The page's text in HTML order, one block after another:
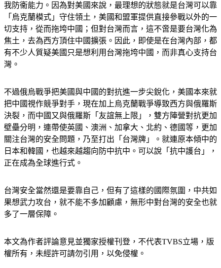
我防衞能力。因為對美國來說，最理想的狀態就是台灣可以靠
「烏克蘭模式」守住領土，美國和盟軍提供直接參戰以外的一
切支持，從而拖垮中國；但對台灣而言，這不啻是要台灣化為
焦土，去為西方頂住中國擴張。因此，即使是在台灣內部，都
有不少人質疑美國只是想利用台灣拖垮中國，而非真心支持台
灣。
不過俄烏戰爭把美國與中國的對抗進一步尖銳化，美國本來就
把中國視作競爭對手，現在加上烏克蘭戰爭導致西方與俄羅斯
決裂，而中國又與俄羅斯「友誼無上限」，雙方陣營對抗更加
壁壘分明，連帶使英國、澳洲、加拿大、北約、德國等，更加
關注台灣的安全問題，乃至打出「台灣牌」。就連原本傾中的
日本和韓國，也越來越趨向防中抗中。可以說「抗中護台」，
正在成為全球進行式。
台灣安全當然還是要靠自己，但有了這樣的國際氛圍，中共如
果想武力攻台，就不能不多加顧慮，無形中對台灣的安全也就
多了一層保障。
本文為作者評論意見並獨家授權刊登，不代表TVBS立場，版
權所有，未經許可請勿引用，以免侵權。